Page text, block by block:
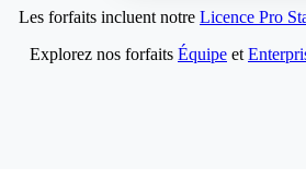
Les forfaits incluent notre Licence Pro
Explorez nos forfaits Équipe et